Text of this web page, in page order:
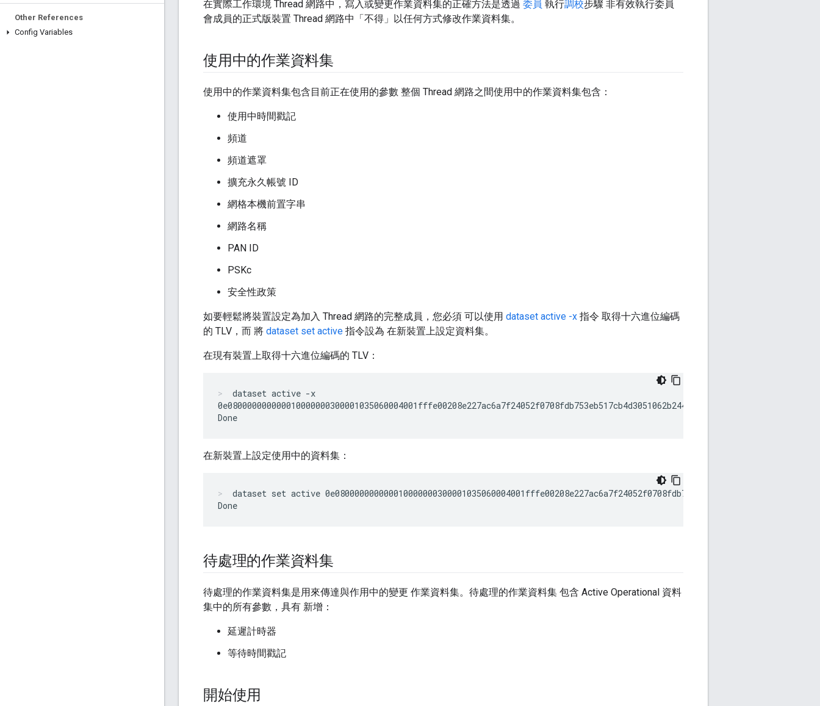
Other References
Config Variables
在實際工作環境 Thread 網路中，寫入或變更作業資料集的正確方法是透過 委員 執行調校步驟 非有效執行委員
會成員的正式版裝置 Thread 網路中「不得」以任何方式修改作業資料集。
使用中的作業資料集
使用中的作業資料集包含目前正在使用的參數 整個 Thread 網路之間使用中的作業資料集包含：
使用中時間戳記
頻道
頻道遮罩
擴充永久帳號 ID
網格本機前置字串
網路名稱
PAN ID
PSKc
安全性政策
如要輕鬆將裝置設定為加入 Thread 網路的完整成員，您必須 可以使用 dataset active -x 指令 取得十六進位編碼
的 TLV，而 將 dataset set active 指令設為 在新裝置上設定資料集。
在現有裝置上取得十六進位編碼的 TLV：
dataset active -x
在新裝置上設定使用中的資料集：
dataset set active
待處理的作業資料集
待處理的作業資料集是用來傳達與作用中的變更 作業資料集。待處理的作業資料集 包含 Active Operational 資料
集中的所有參數，具有 新增：
延遲計時器
等待時間戳記
開始使用